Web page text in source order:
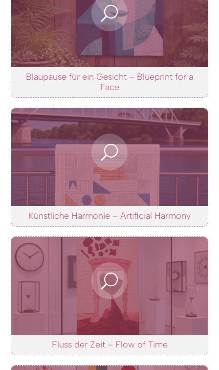
Blaupause für ein Gesicht – Blueprint for a
Face
Künstliche Harmonie – Artificial Harmony
Fluss der Zeit – Flow of Time